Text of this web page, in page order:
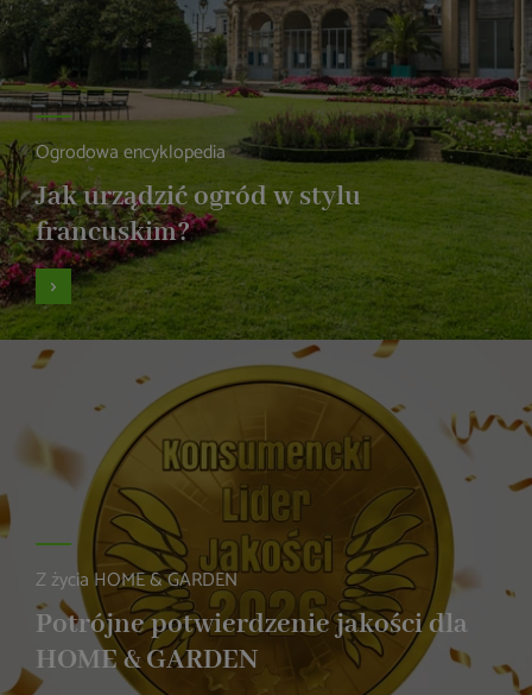
Ogrodowa encyklopedia
Jak urządzić ogród w stylu
francuskim?
Z życia HOME & GARDEN
Potrójne potwierdzenie jakości dla
HOME & GARDEN